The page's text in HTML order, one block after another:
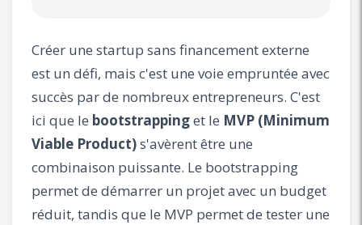
Créer une startup sans financement externe
est un défi, mais c'est une voie empruntée avec
succès par de nombreux entrepreneurs. C'est
ici que le bootstrappinget le MVP (Minimum
Viable Product)s'avèrent être une
combinaison puissante. Le bootstrapping
permet de démarrer un projet avec un budget
réduit, tandis que le MVP permet de tester une